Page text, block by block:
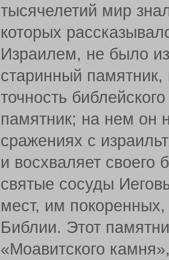
тысячелетий мир
которых
Израилем, не было
старинный
точность
памятник; на нем он
сражениях с
и восхваляет своего
святые сосуды
мест, им
Библии. Этот
«Моавитского